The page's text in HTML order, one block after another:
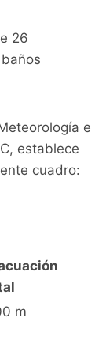
26
e
establece
cuadro:
m